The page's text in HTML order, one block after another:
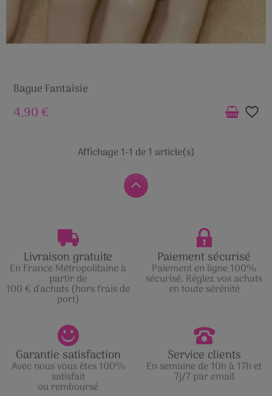
Bague Fantaisie
4,90 € favorite_border
Affichage 1-1 de 1 article(s)
Livraison gratuite
En France Métropolitaine à
partir de
100 € d'achats (hors frais de
port)
Paiement sécurisé
Paiement en ligne 100%
sécurisé. Réglez vos achats
en toute sérénité
Garantie satisfaction
Avec nous vous êtes 100%
satisfait
ou remboursé
Service clients
En semaine de 10h à 17h et
7j/7 par email